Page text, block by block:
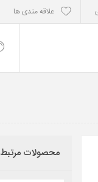
علاقه مندی ها
محصولات مرتبط